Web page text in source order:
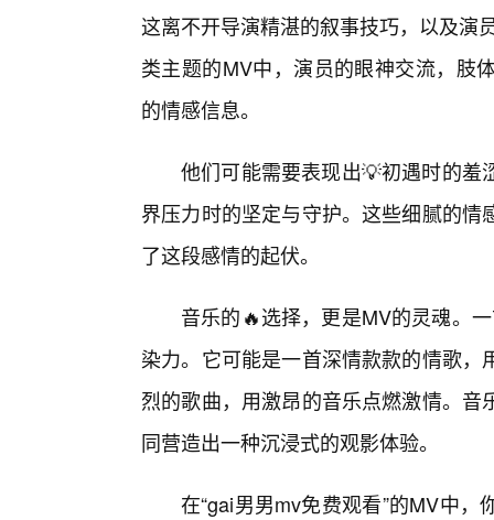
这离不开导演精湛的叙事技巧，以及演
类主题的MV中，演员的眼神交流，肢
的情感信息。
他们可能需要表现出💡初遇时的羞
界压力时的坚定与守护。这些细腻的
了这段感情的起伏。
音乐的🔥选择，更是MV的灵魂。
染力。它可能是一首深情款款的情歌
烈的歌曲，用激昂的音乐点燃激情。
同营造出一种沉浸式的观影体验。
在“gai男男mv免费观看”的MV中